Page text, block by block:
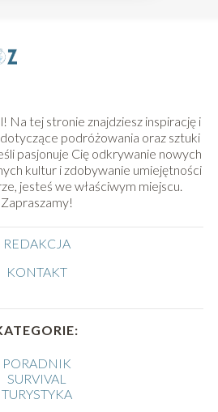
Na tej stronie znajdziesz inspirację i
podróżowania oraz sztuki
pasjonuje Cię odkrywanie nowych
kultur i zdobywanie umiejętności
jesteś we właściwym miejscu.
Zapraszamy!
REDAKCJA
KONTAKT
PORADNIK
SURVIVAL
TURYSTYKA